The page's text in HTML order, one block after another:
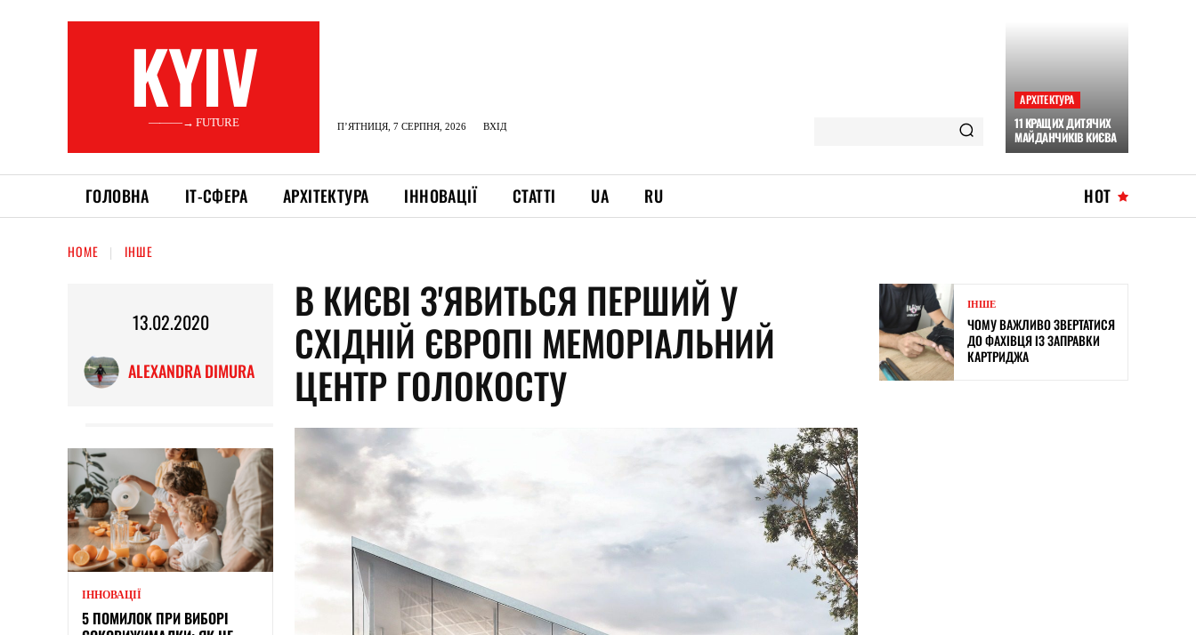
KYIV
———→ FUTURE П’ЯТНИЦЯ, 7 СЕРПНЯ, 2026 ВХІД
АРХІТЕКТУРА
11 КРАЩИХ ДИТЯЧИХ
МАЙДАНЧИКІВ КИЄВА
ГОЛОВНА ІТ-СФЕРА АРХІТЕКТУРА ІННОВАЦІЇ СТАТТІ UA RU HOT
HOME ІНШЕ
13.02.2020
ALEXANDRA DIMURA
ІННОВАЦІЇ
5 ПОМИЛОК ПРИ ВИБОРІ
В КИЄВІ З'ЯВИТЬСЯ ПЕРШИЙ У
СХІДНІЙ ЄВРОПІ МЕМОРІАЛЬНИЙ
ЦЕНТР ГОЛОКОСТУ
ІНШЕ
ЧОМУ ВАЖЛИВО ЗВЕРТАТИСЯ
ДО ФАХІВЦЯ ІЗ ЗАПРАВКИ
КАРТРИДЖА